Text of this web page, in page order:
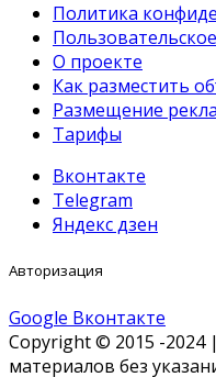
Политика
О проекте
Как разместить
Размещение
Тарифы
Вконтакте
Telegram
Яндекс дзен
Авторизация
Google Вконтакте
Copyright © 2015 -2024
материалов без